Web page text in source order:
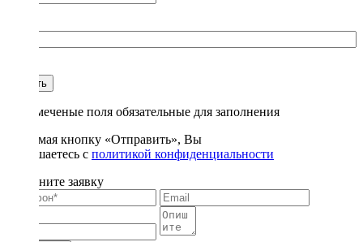
Купить
* - отмеченые поля обязательные для заполнения
Нажимая кнопку «Отправить», Вы
соглашаетесь с политикой конфиденциальности
Заполните заявку